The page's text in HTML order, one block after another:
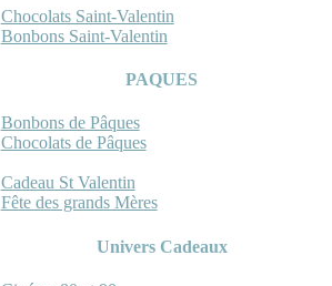
Chocolats Saint-Valentin
Bonbons Saint-Valentin
PAQUES
Bonbons de Pâques
Chocolats de Pâques
Cadeau St Valentin
Fête des grands Mères
Univers Cadeaux